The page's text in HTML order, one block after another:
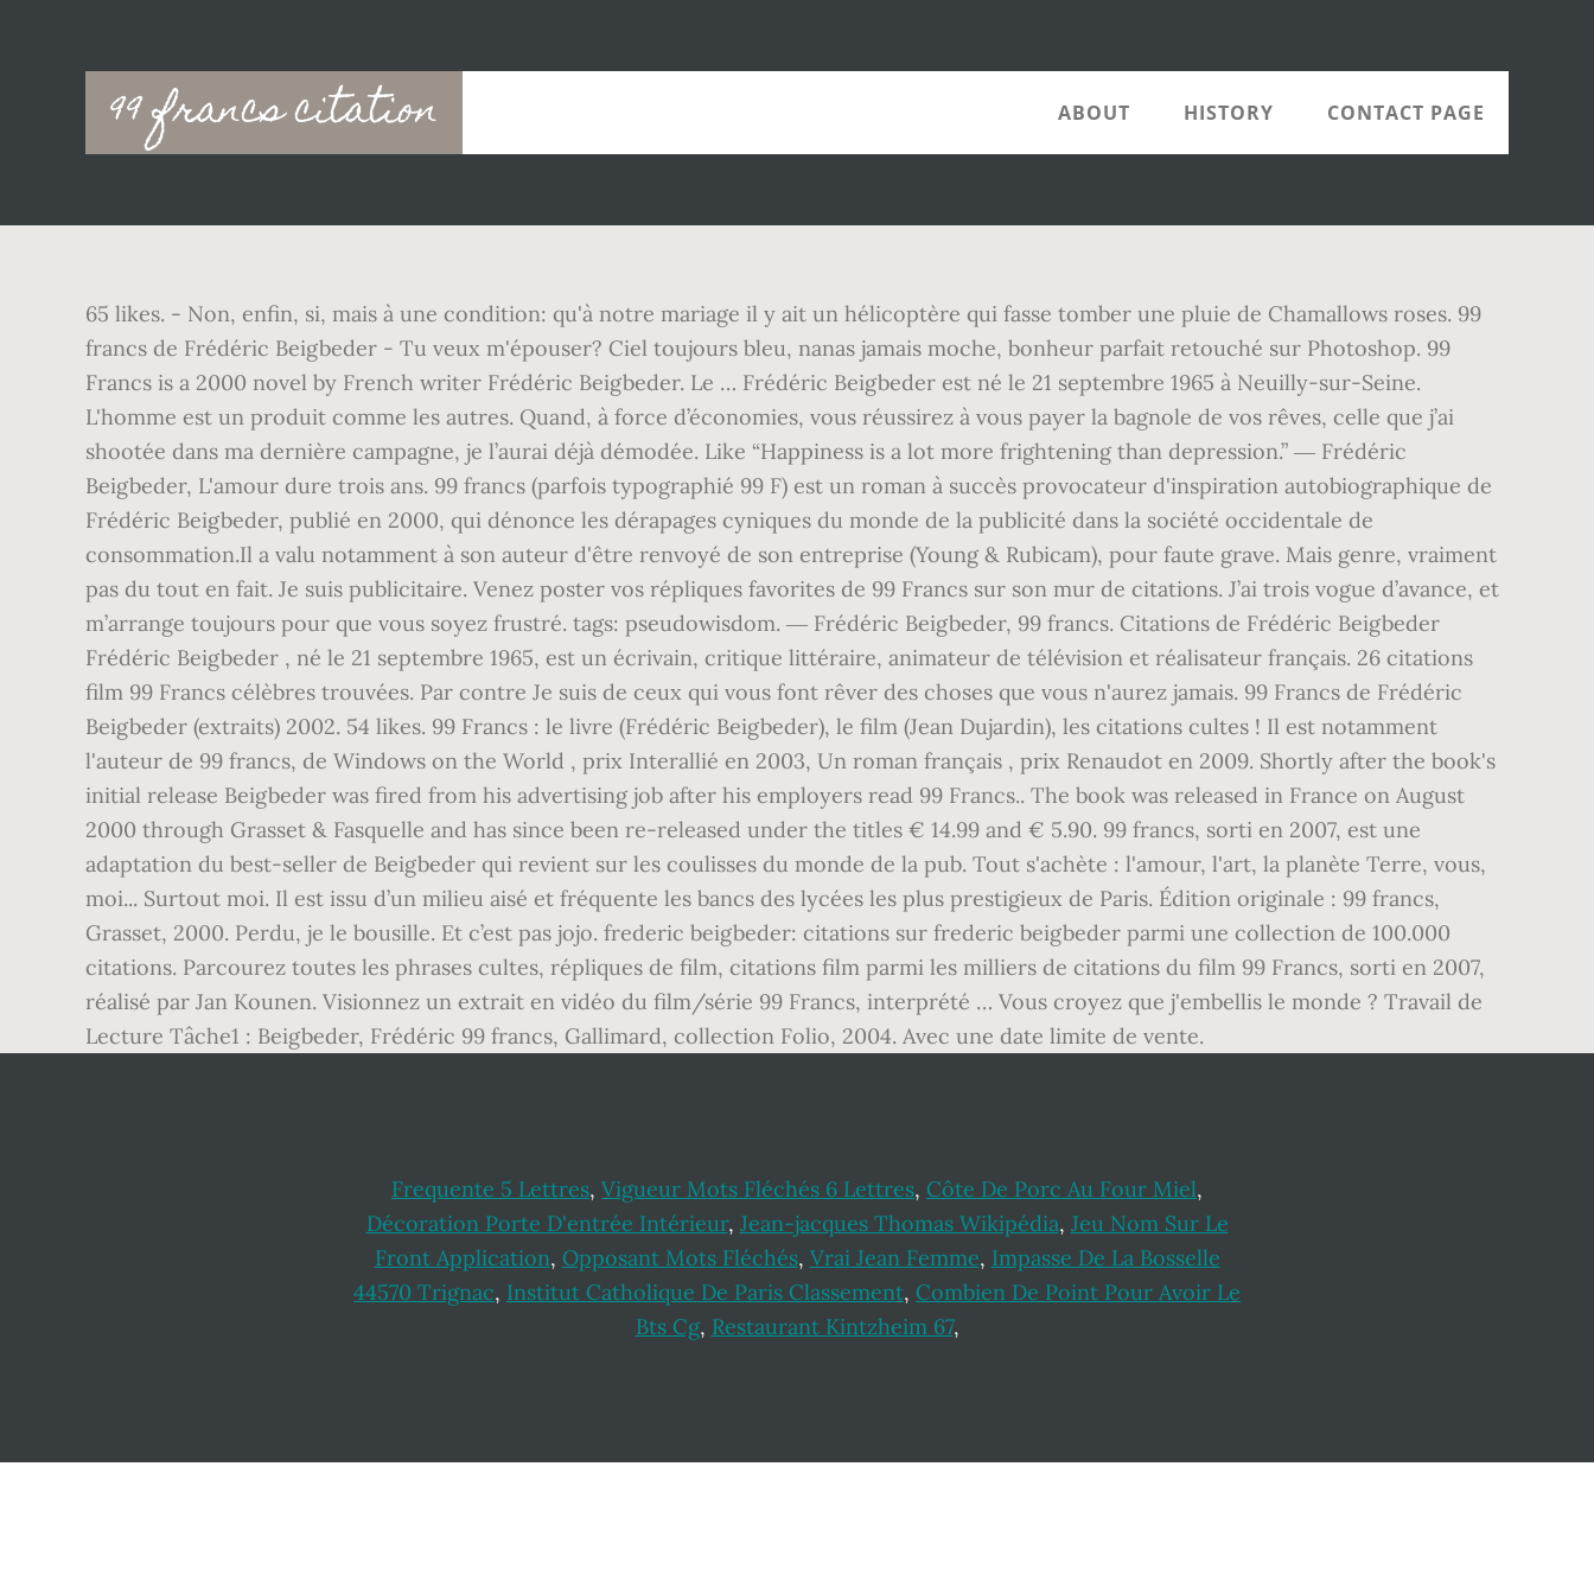
99 francs citation
Main
navigation
ABOUT HISTORY CONTACT PAGE
65 likes. - Non, enfin, si, mais à une condition: qu'à notre mariage il y ait un hélicoptère qui fasse tomber une pluie de Chamallows roses. 99
francs de Frédéric Beigbeder - Tu veux m'épouser? Ciel toujours bleu, nanas jamais moche, bonheur parfait retouché sur Photoshop. 99
Francs is a 2000 novel by French writer Frédéric Beigbeder. Le … Frédéric Beigbeder est né le 21 septembre 1965 à Neuilly-sur-Seine.
L'homme est un produit comme les autres. Quand, à force d’économies, vous réussirez à vous payer la bagnole de vos rêves, celle que j’ai
shootée dans ma dernière campagne, je l’aurai déjà démodée. Like “Happiness is a lot more frightening than depression.” ― Frédéric
Beigbeder, L'amour dure trois ans. 99 francs (parfois typographié 99 F) est un roman à succès provocateur d'inspiration autobiographique de
Frédéric Beigbeder, publié en 2000, qui dénonce les dérapages cyniques du monde de la publicité dans la société occidentale de
consommation.Il a valu notamment à son auteur d'être renvoyé de son entreprise (Young & Rubicam), pour faute grave. Mais genre, vraiment
pas du tout en fait. Je suis publicitaire. Venez poster vos répliques favorites de 99 Francs sur son mur de citations. J’ai trois vogue d’avance, et
m’arrange toujours pour que vous soyez frustré. tags: pseudowisdom. ― Frédéric Beigbeder, 99 francs. Citations de Frédéric Beigbeder
Frédéric Beigbeder , né le 21 septembre 1965, est un écrivain, critique littéraire, animateur de télévision et réalisateur français. 26 citations
film 99 Francs célèbres trouvées. Par contre Je suis de ceux qui vous font rêver des choses que vous n'aurez jamais. 99 Francs de Frédéric
Beigbeder (extraits) 2002. 54 likes. 99 Francs : le livre (Frédéric Beigbeder), le film (Jean Dujardin), les citations cultes ! Il est notamment
l'auteur de 99 francs, de Windows on the World , prix Interallié en 2003, Un roman français , prix Renaudot en 2009. Shortly after the book's
initial release Beigbeder was fired from his advertising job after his employers read 99 Francs.. The book was released in France on August
2000 through Grasset & Fasquelle and has since been re-released under the titles € 14.99 and € 5.90. 99 francs, sorti en 2007, est une
adaptation du best-seller de Beigbeder qui revient sur les coulisses du monde de la pub. Tout s'achète : l'amour, l'art, la planète Terre, vous,
moi... Surtout moi. Il est issu d’un milieu aisé et fréquente les bancs des lycées les plus prestigieux de Paris. Édition originale : 99 francs,
Grasset, 2000. Perdu, je le bousille. Et c’est pas jojo. frederic beigbeder: citations sur frederic beigbeder parmi une collection de 100.000
citations. Parcourez toutes les phrases cultes, répliques de film, citations film parmi les milliers de citations du film 99 Francs, sorti en 2007,
réalisé par Jan Kounen. Visionnez un extrait en vidéo du film/série 99 Francs, interprété … Vous croyez que j'embellis le monde ? Travail de
Lecture Tâche1 : Beigbeder, Frédéric 99 francs, Gallimard, collection Folio, 2004. Avec une date limite de vente.
Frequente 5 Lettres, Vigueur Mots Fléchés 6 Lettres, Côte De Porc Au Four Miel,
Décoration Porte D'entrée Intérieur, Jean-jacques Thomas Wikipédia, Jeu Nom Sur Le
Front Application, Opposant Mots Fléchés, Vrai Jean Femme, Impasse De La Bosselle
44570 Trignac, Institut Catholique De Paris Classement, Combien De Point Pour Avoir Le
Bts Cg, Restaurant Kintzheim 67,